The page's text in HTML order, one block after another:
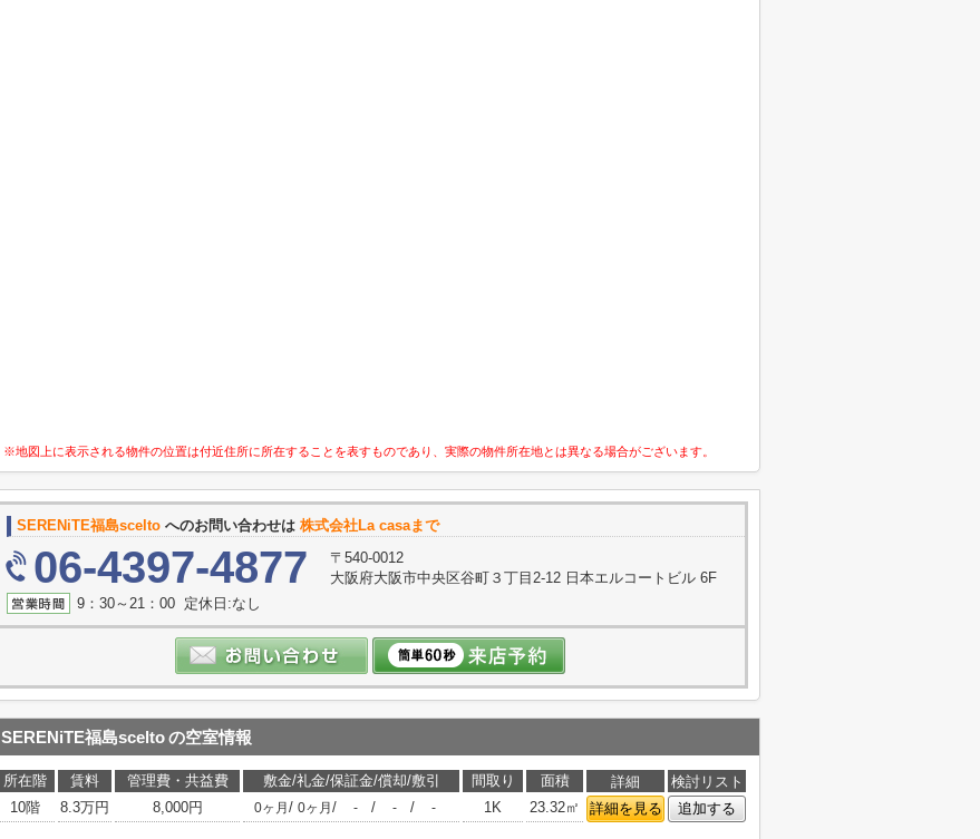
※地図上に表示される物件の位置は付近住所に所在することを表すものであり、実際の物件所在地とは異なる場合がございます。
SERENiTE福島scelto へのお問い合わせは 株式会社La casaまで
06-4397-4877
〒540-0012
大阪府大阪市中央区谷町３丁目2-12 日本エルコートビル 6F
9：30～21：00 定休日:なし
SERENiTE福島sceltoの空室情報
所在階 賃料 管理費・共益費 敷金/礼金/保証金/償却/敷引 間取り 面積 詳細
検討リスト
10階
8.3万円 8,000円 0ヶ月 / 0ヶ月 / - / - / - 1K 23.32㎡ 詳細を見る 追加する